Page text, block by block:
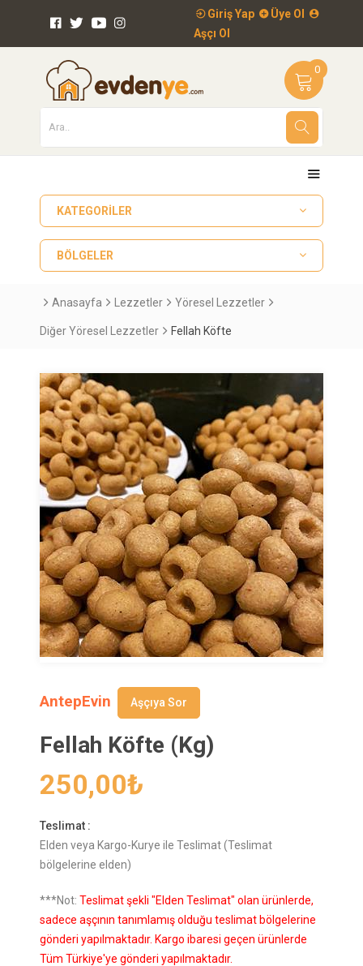
Giriş Yap
Üye Ol
Aşçı Ol
0
KATEGORILER
BÖLGELER
Anasayfa Lezzetler Yöresel Lezzetler
Diğer Yöresel Lezzetler Fellah Köfte
AntepEvin Aşçıya Sor
Fellah Köfte (Kg)
250,00₺
Teslimat :
Elden veya Kargo-Kurye ile Teslimat (Teslimat
bölgelerine elden)
***Not: Teslimat şekli "Elden Teslimat" olan ürünlerde,
sadece aşçının tanımlamış olduğu teslimat bölgelerine
gönderi yapılmaktadır. Kargo ibaresi geçen ürünlerde
Tüm Türkiye'ye gönderi yapılmaktadır.